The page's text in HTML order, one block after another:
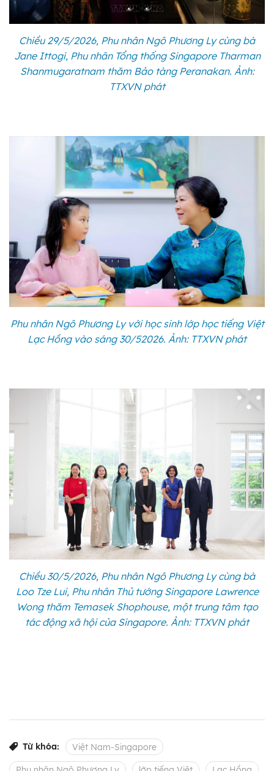
Chiều 29/5/2026, Phu nhân Ngô Phương Ly cùng bà
Jane Ittogi, Phu nhân Tổng thống Singapore Tharman
Shanmugaratnam thăm Bảo tàng Peranakan. Ảnh:
TTXVN phát
Phu nhân Ngô Phương Ly với học sinh lớp học tiếng Việt
Lạc Hồng vào sáng 30/52026. Ảnh: TTXVN phát
Chiều 30/5/2026, Phu nhân Ngô Phương Ly cùng bà
Loo Tze Lui, Phu nhân Thủ tướng Singapore Lawrence
Wong thăm Temasek Shophouse, một trung tâm tạo
tác động xã hội của Singapore. Ảnh: TTXVN phát
Từ khóa: Việt Nam-Singapore